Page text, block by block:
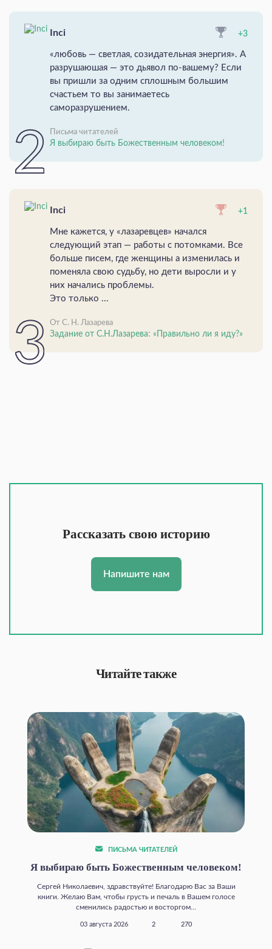
Inci +3
«любовь — светлая, созидательная энергия». А
разрушаюшая — это дьявол по-вашему? Если
вы пришли за одним сплошным большим
счастьем то вы занимаетесь
саморазрушением.
Письма читателей
Я выбираю быть Божественным человеком!
Inci +1
Мне кажется, у «лазаревцев» начался
следующий этап — работы с потомками. Все
больше писем, где женщины а изменилась и
поменяла свою судьбу, но дети выросли и у
них начались проблемы.
Это только ...
От С. Н. Лазарева
Задание от С.Н.Лазарева: «Правильно ли я иду?»
Рассказать свою историю
Напишите нам
Читайте также
ПИСЬМА ЧИТАТЕЛЕЙ
Я выбираю быть Божественным человеком!
Сергей Николаевич, здравствуйте! Благодарю Вас за Ваши
книги. Желаю Вам, чтобы грусть и печаль в Вашем голосе
сменились радостью и восторгом...
03 августа 2026 2 270